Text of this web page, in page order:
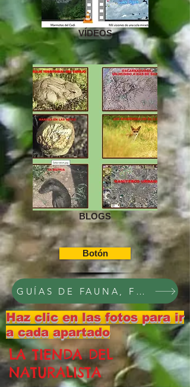
VÍDEOS
BLOGS
Botón
GUÍAS DE FAUNA, FLORA Y
Haz clic en las fotos para ir
a cada apartado
LA TIENDA DEL
NATURALISTA